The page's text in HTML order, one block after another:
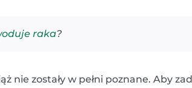
raka?
nie zostały w pełni poznane. Aby